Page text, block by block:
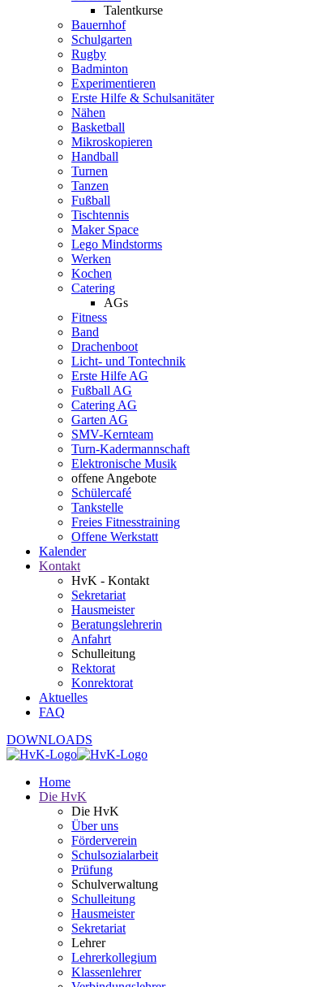
Talentkurse
Bauernhof
Schulgarten
Rugby
Badminton
Experimentieren
Erste Hilfe & Schulsanitäter
Nähen
Basketball
Mikroskopieren
Handball
Turnen
Tanzen
Fußball
Tischtennis
Maker Space
Lego Mindstorms
Werken
Kochen
Catering
AGs
Fitness
Band
Drachenboot
Licht- und Tontechnik
Erste Hilfe AG
Fußball AG
Catering AG
Garten AG
SMV-Kernteam
Turn-Kadermannschaft
Elektronische Musik
offene Angebote
Schülercafé
Tankstelle
Freies Fitnesstraining
Offene Werkstatt
Kalender
Kontakt
HvK - Kontakt
Sekretariat
Hausmeister
Beratungslehrerin
Anfahrt
Schulleitung
Rektorat
Konrektorat
Aktuelles
FAQ
DOWNLOADS
Home
Die HvK
Die HvK
Über uns
Förderverein
Schulsozialarbeit
Prüfung
Schulverwaltung
Schulleitung
Hausmeister
Sekretariat
Lehrer
Lehrerkollegium
Klassenlehrer